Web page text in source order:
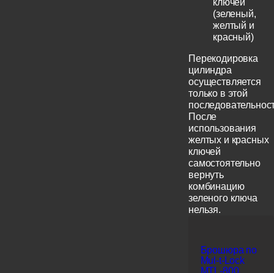
(зеленый,
желтый и
красный)
Перекодировка
цилиндра
осуществляется
только в этой
После
использования
желтых и красных
ключей
самостоятельно
вернуть
комбинацию
зеленого ключа
нельзя.
Брошюра по
Mul-t-Lock